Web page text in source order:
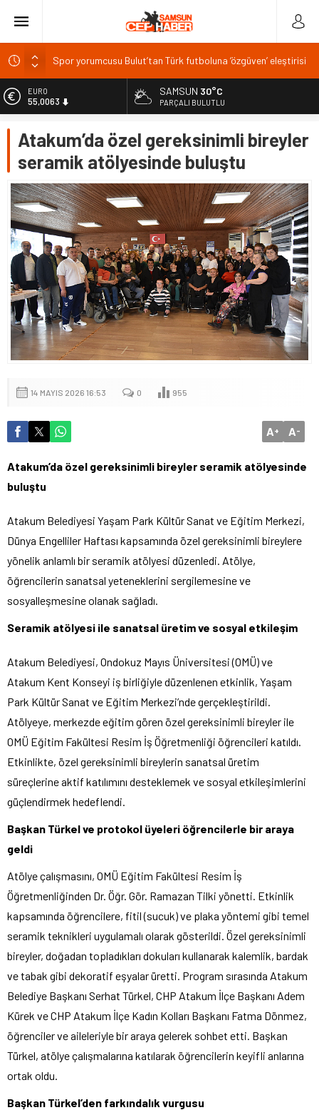
Spor yorumcusu Bulut’tan Türk futboluna ‘özgüven’ eleştirisi
Elazığ’da su ürünleri zirvesi: 19 ülkeden katılım bekleniyor
YÖKDİL/2 sınavı 87 merkezde, 4 bin 165 salonda yapılacak
Milletvekili Seydi Gülsoy'a ziyaret
EURO
55,0063
6.543,59
BİST
13.798,82
DOLAR
47,7010
SAMSUN 30°C
PARÇALI BULUTLU
Atakum’da özel gereksinimli bireyler
seramik atölyesinde buluştu
14 MAYIS 2026 16:53 0 955
A+ A-
Atakum’da özel gereksinimli bireyler seramik atölyesinde
buluştu
Atakum Belediyesi Yaşam Park Kültür Sanat ve Eğitim Merkezi,
Dünya Engelliler Haftası kapsamında özel gereksinimli bireylere
yönelik anlamlı bir seramik atölyesi düzenledi. Atölye,
öğrencilerin sanatsal yeteneklerini sergilemesine ve
sosyalleşmesine olanak sağladı.
Seramik atölyesi ile sanatsal üretim ve sosyal etkileşim
Atakum Belediyesi, Ondokuz Mayıs Üniversitesi (OMÜ) ve
Atakum Kent Konseyi iş birliğiyle düzenlenen etkinlik, Yaşam
Park Kültür Sanat ve Eğitim Merkezi’nde gerçekleştirildi.
Atölyeye, merkezde eğitim gören özel gereksinimli bireyler ile
OMÜ Eğitim Fakültesi Resim İş Öğretmenliği öğrencileri katıldı.
Etkinlikte, özel gereksinimli bireylerin sanatsal üretim
süreçlerine aktif katılımını desteklemek ve sosyal etkileşimlerini
güçlendirmek hedeflendi.
Başkan Türkel ve protokol üyeleri öğrencilerle bir araya
geldi
Atölye çalışmasını, OMÜ Eğitim Fakültesi Resim İş
Öğretmenliğinden Dr. Öğr. Gör. Ramazan Tilki yönetti. Etkinlik
kapsamında öğrencilere, fitil (sucuk) ve plaka yöntemi gibi temel
seramik teknikleri uygulamalı olarak gösterildi. Özel gereksinimli
bireyler, doğadan topladıkları dokuları kullanarak kalemlik, bardak
ve tabak gibi dekoratif eşyalar üretti. Program sırasında Atakum
Belediye Başkanı Serhat Türkel, CHP Atakum İlçe Başkanı Adem
Kürek ve CHP Atakum İlçe Kadın Kolları Başkanı Fatma Dönmez,
öğrenciler ve aileleriyle bir araya gelerek sohbet etti. Başkan
Türkel, atölye çalışmalarına katılarak öğrencilerin keyifli anlarına
ortak oldu.
Başkan Türkel’den farkındalık vurgusu